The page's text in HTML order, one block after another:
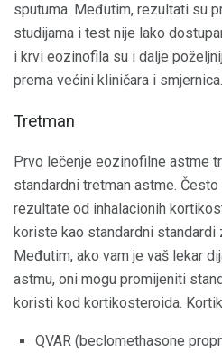
sputuma. Međutim, rezultati su
studijama i test nije lako
i krvi eozinofila su i dalje
prema većini kliničara i smjernica.
Tretman
Prvo lečenje eozinofilne astme
standardni tretman astme.
rezultate od inhalacionih
koriste kao standardni standardi
Međutim, ako vam je vaš lekar
astmu, oni mogu promijeniti
koristi kod kortikosteroida.
QVAR (beclomethasone